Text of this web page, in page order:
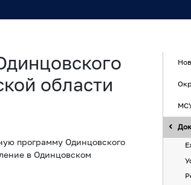
области
программу Одинцовского
в Одинцовском